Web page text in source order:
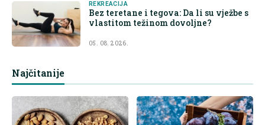
REKREACIJA
Bez teretane i tegova: Da li su vježbe s
vlastitom težinom dovoljne?
05. 08. 2026.
Najčitanije